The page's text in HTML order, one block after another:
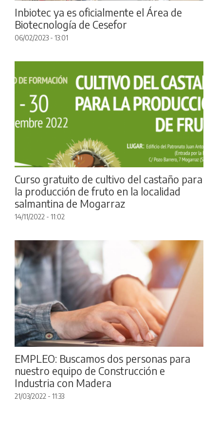
Inbiotec ya es oficialmente el Área de
Biotecnología de Cesefor
06/02/2023 - 13:01
Curso gratuito de cultivo del castaño para
la producción de fruto en la localidad
salmantina de Mogarraz
14/11/2022 - 11:02
EMPLEO: Buscamos dos personas para
nuestro equipo de Construcción e
Industria con Madera
21/03/2022 - 11:33